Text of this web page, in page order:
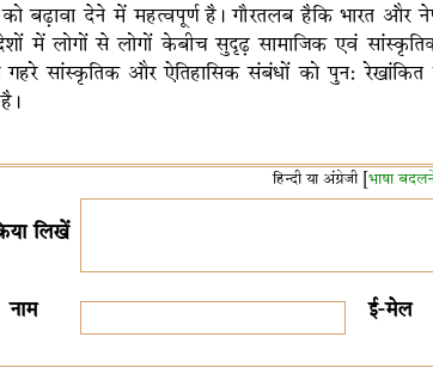
बढ़ावा देने में महत्वपूर्ण है। गौरतलब हैकि भारत और
में लोगों से लोगों केबीच सुदृढ़ सामाजिक एवं
सांस्कृतिक और ऐतिहासिक संबंधों को पुनः रेखांकित
हिन्दी या अंग्रेजी [ भाषा
लिखें
नाम ई-मेल